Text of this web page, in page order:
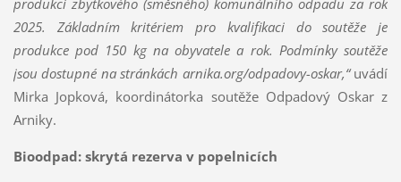
2025. Základním kritériem pro kvalifikaci do soutěže je
produkce pod 150 kg na obyvatele a rok. Podmínky soutěže
jsou dostupné na stránkách arnika.org/odpadovy-oskar,“uvádí
Mirka Jopková, koordinátorka soutěže Odpadový Oskar z
Arniky.
Bioodpad: skrytá rezerva v popelnicích